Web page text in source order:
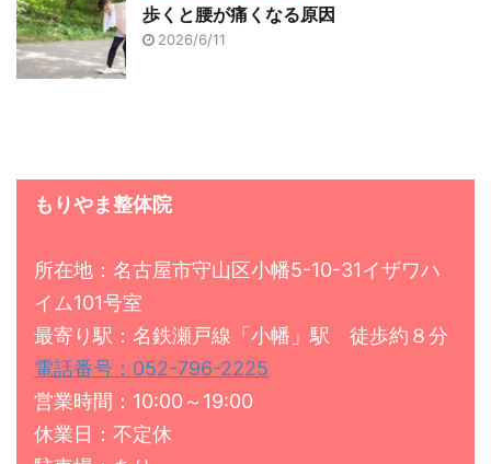
歩くと腰が痛くなる原因
2026/6/11
もりやま整体院
所在地：名古屋市守山区小幡5-10-31イザワハ
イム101号室
最寄り駅：名鉄瀬戸線「小幡」駅 徒歩約８分
電話番号：052-796-2225
営業時間：10:00～19:00
休業日：不定休